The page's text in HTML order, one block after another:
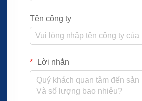
Tên công ty
Lời nhắn